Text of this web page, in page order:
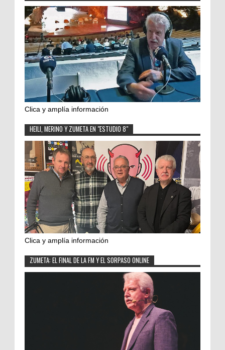
Clica y amplía información
HEILI, MERINO Y ZUMETA EN "ESTUDIO 8"
Clica y amplía información
ZUMETA: EL FINAL DE LA FM Y EL SORPASO ONLINE